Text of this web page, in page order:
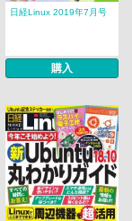
日経Linux 2019年7月号
購入